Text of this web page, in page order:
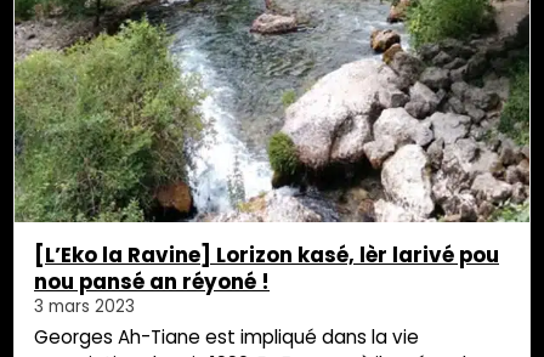
[L’Eko la Ravine] Lorizon kasé, lèr larivé pou
nou pansé an réyoné !
3 mars 2023
Georges Ah-Tiane est impliqué dans la vie